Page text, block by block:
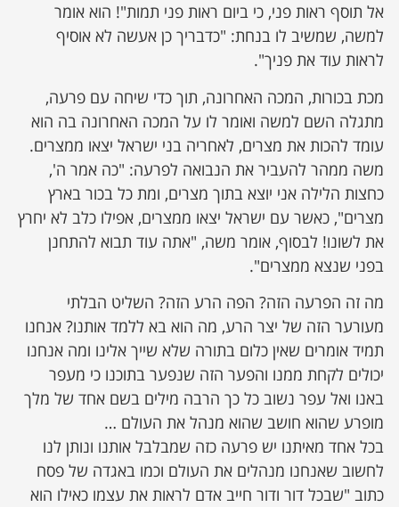
אל תוסף ראות פני, כי ביום ראות פני תמות"! הוא אומר
למשה, שמשיב לו בנחת: "כדבריך כן אעשה לא אוסיף
לראות עוד את פניך".
מכת בכורות, המכה האחרונה, תוך כדי שיחה עם פרעה,
מתגלה השם למשה ואומר לו על המכה האחרונה בה הוא
עומד להכות את מצרים, לאחריה בני ישראל יצאו ממצרים.
משה ממהר להעביר את הנבואה לפרעה: "כה אמר ה',
כחצות הלילה אני יוצא בתוך מצרים, ומת כל בכור בארץ
מצרים", כאשר עם ישראל יצאו ממצרים, אפילו כלב לא יחרץ
את לשונו! לבסוף, אומר משה, "אתה עוד תבוא להתחנן
בפני שנצא ממצרים".
מה זה הפרעה הזה? הפה הרע הזה? השליט הבלתי
מעורער הזה של יצר הרע, מה הוא בא ללמד אותנו? אנחנו
תמיד אומרים שאין כלום בתורה שלא שייך אלינו ומה אנחנו
יכולים לקחת ממנו והפער הזה שנפער בתוכנו כי מעפר
באנו ואל עפר נשוב כל כך הרבה מילים בשם אחד של מלך
מופרע שהוא חושב שהוא מנהל את העולם …
בכל אחד מאיתנו יש פרעה כזה שמבלבל אותנו ונותן לנו
לחשוב שאנחנו מנהלים את העולם וכמו באגדה של פסח
כתוב "שבכל דור ודור חייב אדם לראות את עצמו כאילו הוא